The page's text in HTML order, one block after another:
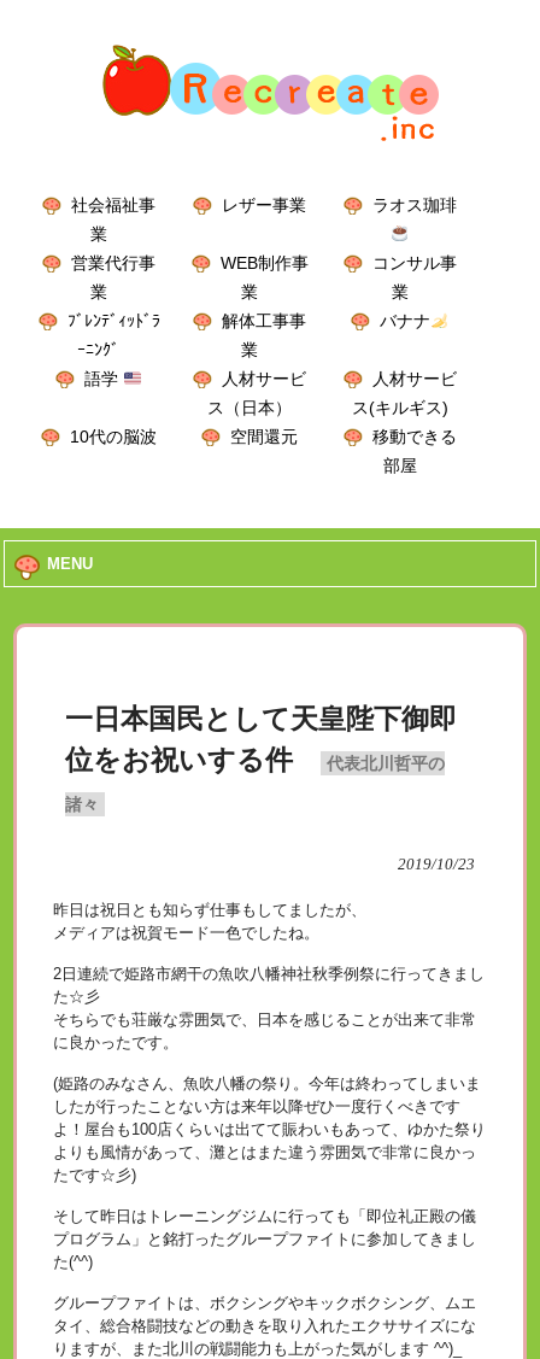
社会福祉事
業
レザー事業 ラオス珈琲
営業代行事
業
WEB制作事
業
コンサル事
業
ﾌﾞﾚﾝﾃﾞｨｯﾄﾞﾗ
ｰﾆﾝｸﾞ
解体工事事
業
バナナ
語学
人材サービ
ス（日本）
人材サービ
ス(キルギス)
10代の脳波
空間還元
移動できる
部屋
MENU
一日本国民として天皇陛下御即
位をお祝いする件
代表北川哲平の
諸々
2019/10/23
昨日は祝日とも知らず仕事もしてましたが、
メディアは祝賀モード一色でしたね。
2日連続で姫路市網干の魚吹八幡神社秋季例祭に行ってきまし
た☆彡
そちらでも荘厳な雰囲気で、日本を感じることが出来て非常
に良かったです。
(姫路のみなさん、魚吹八幡の祭り。今年は終わってしまいま
したが行ったことない方は来年以降ぜひ一度行くべきです
よ！屋台も100店くらいは出てて賑わいもあって、ゆかた祭り
よりも風情があって、灘とはまた違う雰囲気で非常に良かっ
たです☆彡)
そして昨日はトレーニングジムに行っても「即位礼正殿の儀
プログラム」と銘打ったグループファイトに参加してきまし
た(^^)
グループファイトは、ボクシングやキックボクシング、ムエ
タイ、総合格闘技などの動きを取り入れたエクササイズにな
りますが、また北川の戦闘能力も上がった気がします ^^)_